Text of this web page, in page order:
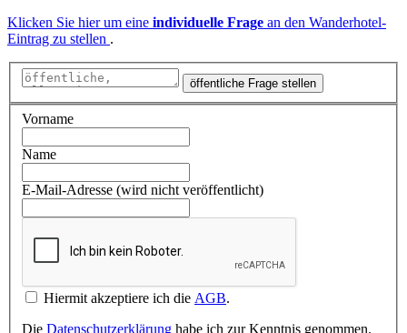
Klicken Sie hier um eine individuelle Frage an den Wanderhotel-
Eintrag zu stellen .
öffentliche Frage stellen
Vorname
Name
E-Mail-Adresse (wird nicht veröffentlicht)
Hiermit akzeptiere ich die AGB.
Die Datenschutzerklärung habe ich zur Kenntnis genommen.